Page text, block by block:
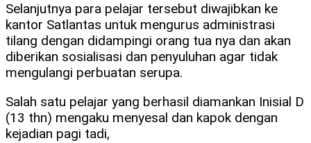
Selanjutnya para pelajar tersebut diwajibkan ke
kantor Satlantas untuk mengurus administrasi
tilang dengan didampingi orang tua nya dan akan
diberikan sosialisasi dan penyuluhan agar tidak
mengulangi perbuatan serupa.
Salah satu pelajar yang berhasil diamankan Inisial D
(13 thn) mengaku menyesal dan kapok dengan
kejadian pagi tadi,